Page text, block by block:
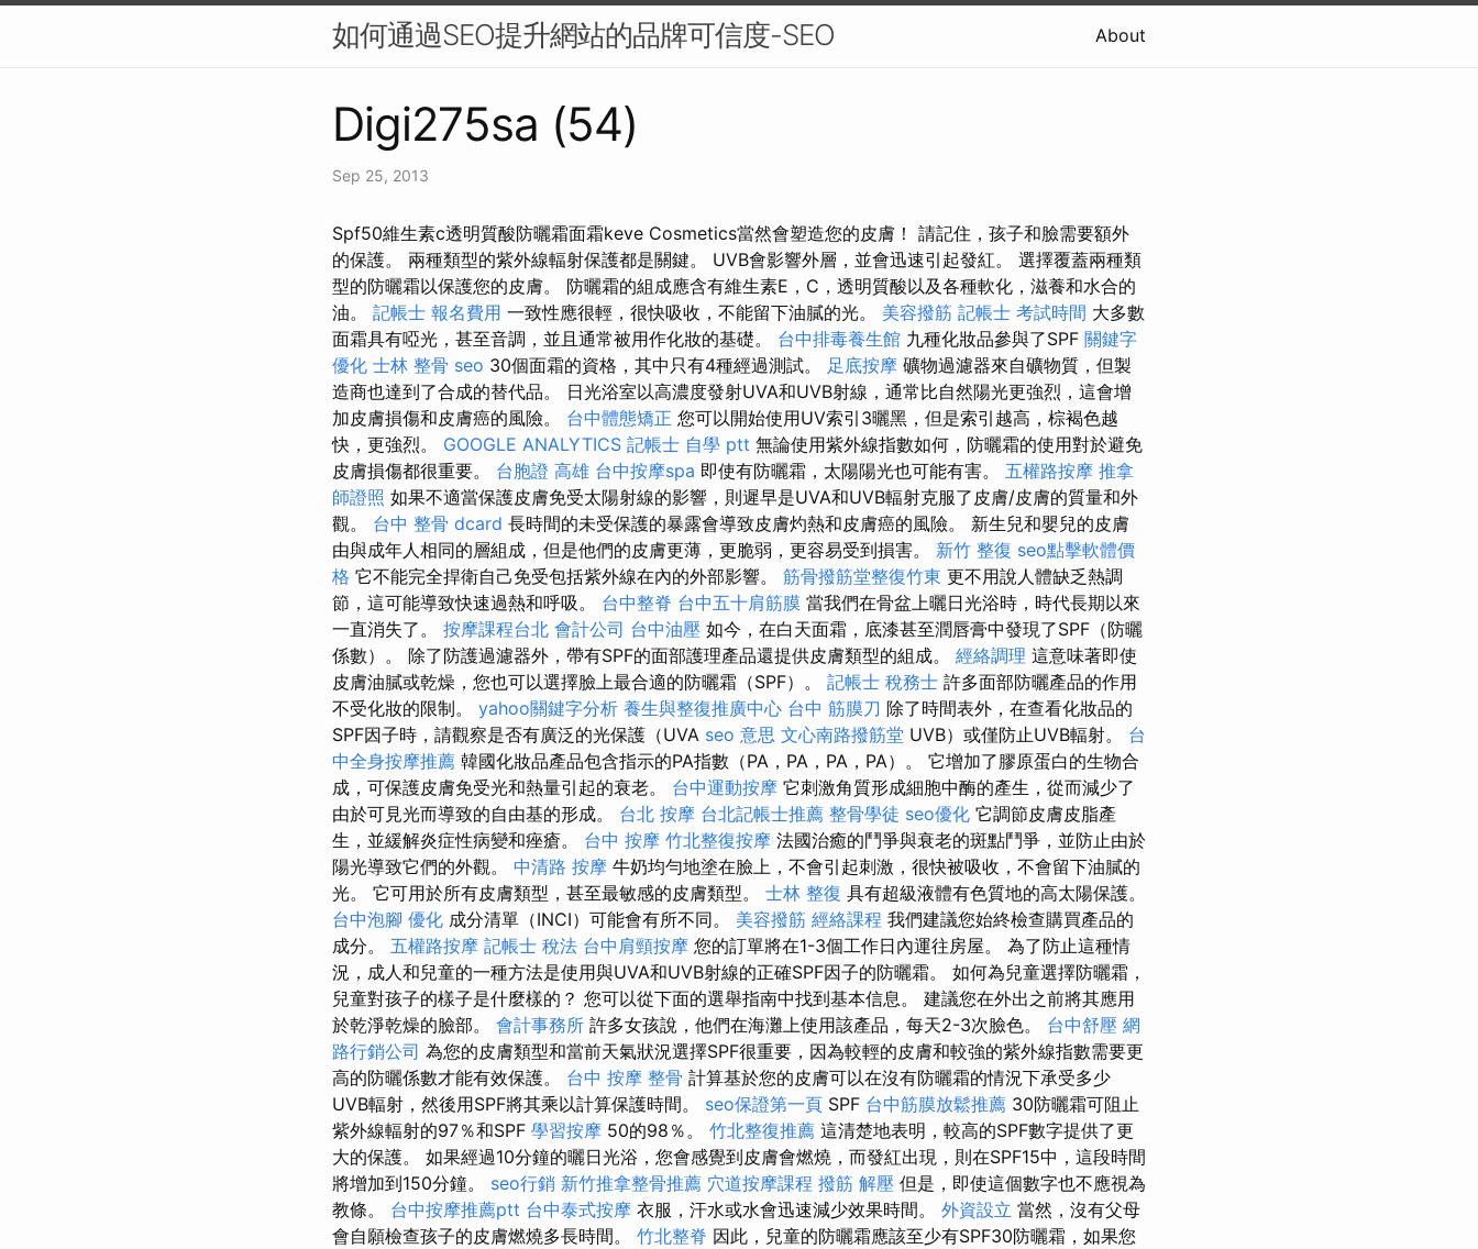
如何通過SEO提升網站的品牌可信度-SEO About
Digi275sa (54)
Sep 25, 2013
Spf50維生素c透明質酸防曬霜面霜keve Cosmetics當然會塑造您的皮膚！ 請記住，孩子和臉需要額外
的保護。 兩種類型的紫外線輻射保護都是關鍵。 UVB會影響外層，並會迅速引起發紅。 選擇覆蓋兩種類
型的防曬霜以保護您的皮膚。 防曬霜的組成應含有維生素E，C，透明質酸以及各種軟化，滋養和水合的
油。 記帳士 報名費用 一致性應很輕，很快吸收，不能留下油膩的光。 美容撥筋 記帳士 考試時間 大多數
面霜具有啞光，甚至音調，並且通常被用作化妝的基礎。 台中排毒養生館 九種化妝品參與了SPF 關鍵字
優化 士林 整骨 seo 30個面霜的資格，其中只有4種經過測試。 足底按摩 礦物過濾器來自礦物質，但製
造商也達到了合成的替代品。 日光浴室以高濃度發射UVA和UVB射線，通常比自然陽光更強烈，這會增
加皮膚損傷和皮膚癌的風險。 台中體態矯正 您可以開始使用UV索引3曬黑，但是索引越高，棕褐色越
快，更強烈。 GOOGLE ANALYTICS 記帳士 自學 ptt 無論使用紫外線指數如何，防曬霜的使用對於避免
皮膚損傷都很重要。 台胞證 高雄 台中按摩spa 即使有防曬霜，太陽陽光也可能有害。 五權路按摩 推拿
師證照 如果不適當保護皮膚免受太陽射線的影響，則遲早是UVA和UVB輻射克服了皮膚/皮膚的質量和外
觀。 台中 整骨 dcard 長時間的未受保護的暴露會導致皮膚灼熱和皮膚癌的風險。 新生兒和嬰兒的皮膚
由與成年人相同的層組成，但是他們的皮膚更薄，更脆弱，更容易受到損害。 新竹 整復 seo點擊軟體價
格 它不能完全捍衛自己免受包括紫外線在內的外部影響。 筋骨撥筋堂整復竹東 更不用說人體缺乏熱調
節，這可能導致快速過熱和呼吸。 台中整脊 台中五十肩筋膜 當我們在骨盆上曬日光浴時，時代長期以來
一直消失了。 按摩課程台北 會計公司 台中油壓 如今，在白天面霜，底漆甚至潤唇膏中發現了SPF（防曬
係數）。 除了防護過濾器外，帶有SPF的面部護理產品還提供皮膚類型的組成。 經絡調理 這意味著即使
皮膚油膩或乾燥，您也可以選擇臉上最合適的防曬霜（SPF）。 記帳士 稅務士 許多面部防曬產品的作用
不受化妝的限制。 yahoo關鍵字分析 養生與整復推廣中心 台中 筋膜刀 除了時間表外，在查看化妝品的
SPF因子時，請觀察是否有廣泛的光保護（UVA seo 意思 文心南路撥筋堂 UVB）或僅防止UVB輻射。 台
中全身按摩推薦 韓國化妝品產品包含指示的PA指數（PA，PA，PA，PA）。 它增加了膠原蛋白的生物合
成，可保護皮膚免受光和熱量引起的衰老。 台中運動按摩 它刺激角質形成細胞中酶的產生，從而減少了
由於可見光而導致的自由基的形成。 台北 按摩 台北記帳士推薦 整骨學徒 seo優化 它調節皮膚皮脂產
生，並緩解炎症性病變和痤瘡。 台中 按摩 竹北整復按摩 法國治癒的鬥爭與衰老的斑點鬥爭，並防止由於
陽光導致它們的外觀。 中清路 按摩 牛奶均勻地塗在臉上，不會引起刺激，很快被吸收，不會留下油膩的
光。 它可用於所有皮膚類型，甚至最敏感的皮膚類型。 士林 整復 具有超級液體有色質地的高太陽保護。
台中泡腳 優化 成分清單（INCI）可能會有所不同。 美容撥筋 經絡課程 我們建議您始終檢查購買產品的
成分。 五權路按摩 記帳士 稅法 台中肩頸按摩 您的訂單將在1-3個工作日內運往房屋。 為了防止這種情
況，成人和兒童的一種方法是使用與UVA和UVB射線的正確SPF因子的防曬霜。 如何為兒童選擇防曬霜，
兒童對孩子的樣子是什麼樣的？ 您可以從下面的選舉指南中找到基本信息。 建議您在外出之前將其應用
於乾淨乾燥的臉部。 會計事務所 許多女孩說，他們在海灘上使用該產品，每天2-3次臉色。 台中舒壓 網
路行銷公司 為您的皮膚類型和當前天氣狀況選擇SPF很重要，因為較輕的皮膚和較強的紫外線指數需要更
高的防曬係數才能有效保護。 台中 按摩 整骨 計算基於您的皮膚可以在沒有防曬霜的情況下承受多少
UVB輻射，然後用SPF將其乘以計算保護時間。 seo保證第一頁 SPF 台中筋膜放鬆推薦 30防曬霜可阻止
紫外線輻射的97％和SPF 學習按摩 50的98％。 竹北整復推薦 這清楚地表明，較高的SPF數字提供了更
大的保護。 如果經過10分鐘的曬日光浴，您會感覺到皮膚會燃燒，而發紅出現，則在SPF15中，這段時間
將增加到150分鐘。 seo行銷 新竹推拿整骨推薦 穴道按摩課程 撥筋 解壓 但是，即使這個數字也不應視為
教條。 台中按摩推薦ptt 台中泰式按摩 衣服，汗水或水會迅速減少效果時間。 外資設立 當然，沒有父母
會自願檢查孩子的皮膚燃燒多長時間。 竹北整脊 因此，兒童的防曬霜應該至少有SPF30防曬霜，如果您